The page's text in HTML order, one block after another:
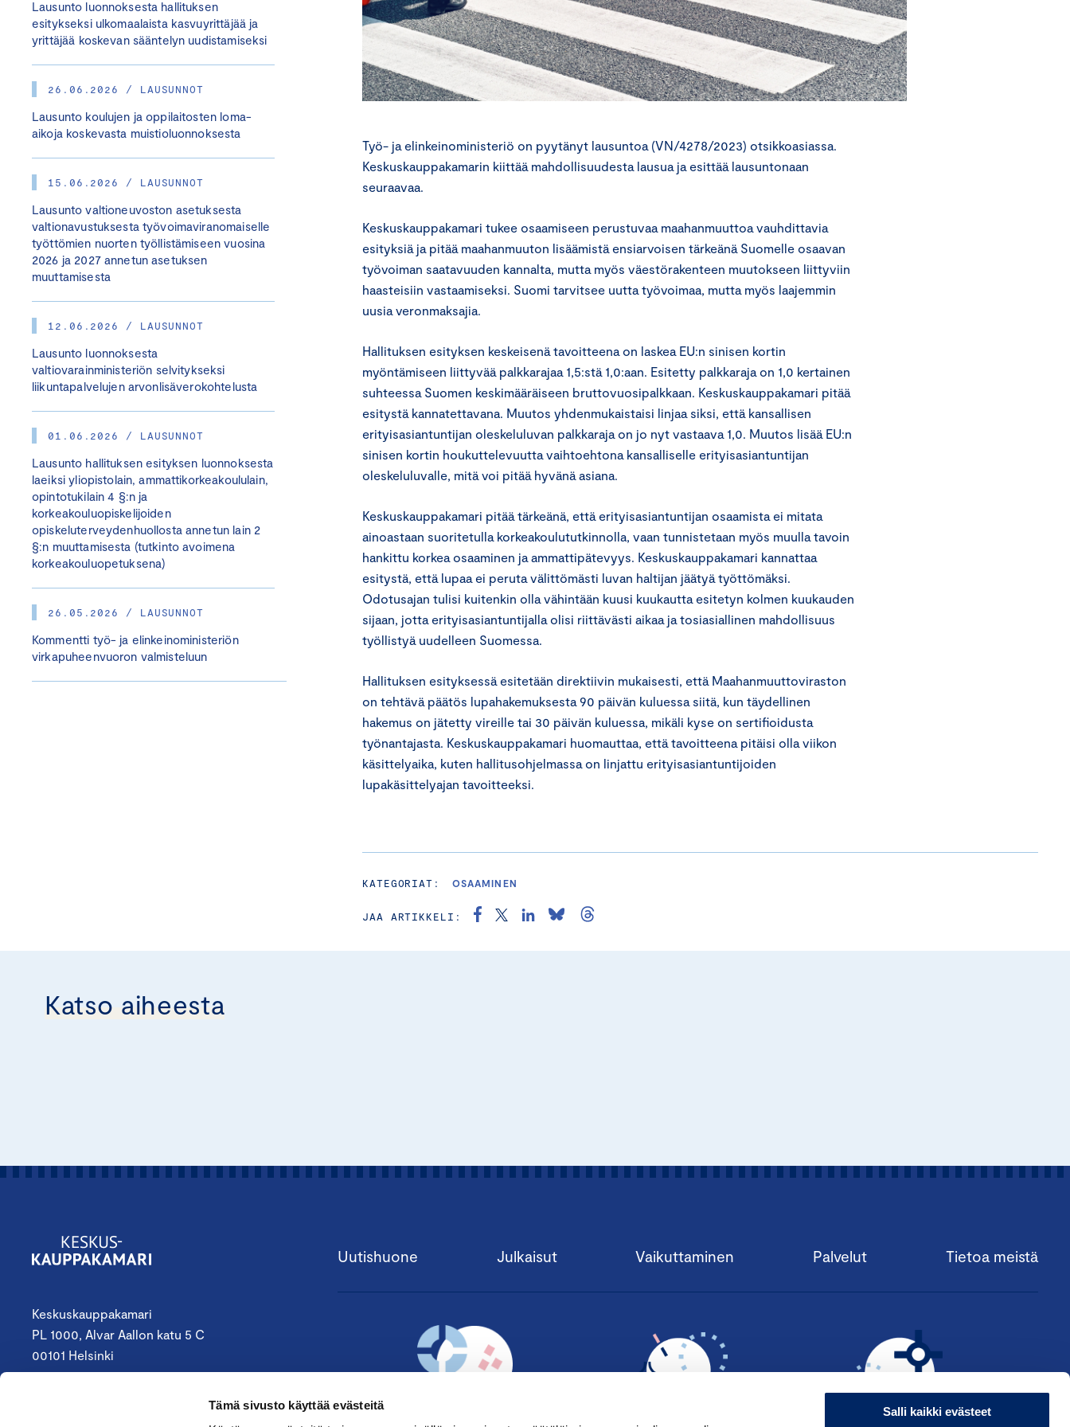
Tämä sivusto käyttää evästeitä
Salli kaikki evästeet
Lausunto luonnoksesta hallituksen
esitykseksi ulkomaalaista kasvuyrittäjää ja
yrittäjää koskevan sääntelyn uudistamiseksi
26.06.2026 / LAUSUNNOT
Lausunto koulujen ja oppilaitosten loma-
aikoja koskevasta muistioluonnoksesta
15.06.2026 / LAUSUNNOT
Lausunto valtioneuvoston asetuksesta
valtionavustuksesta työvoimaviranomaiselle
työttömien nuorten työllistämiseen vuosina
2026 ja 2027 annetun asetuksen
muuttamisesta
12.06.2026 / LAUSUNNOT
Lausunto luonnoksesta
valtiovarainministeriön selvitykseksi
liikuntapalvelujen arvonlisäverokohtelusta
01.06.2026 / LAUSUNNOT
Lausunto hallituksen esityksen luonnoksesta
laeiksi yliopistolain, ammattikorkeakoululain,
opintotukilain 4 §:n ja
korkeakouluopiskelijoiden
opiskeluterveydenhuollosta annetun lain 2
§:n muuttamisesta (tutkinto avoimena
korkeakouluopetuksena)
26.05.2026 / LAUSUNNOT
Kommentti työ- ja elinkeinoministeriön
virkapuheenvuoron valmisteluun
Työ- ja elinkeinoministeriö on pyytänyt lausuntoa (VN/4278/2023) otsikkoasiassa.
Keskuskauppakamarin kiittää mahdollisuudesta lausua ja esittää lausuntonaan
seuraavaa.
Keskuskauppakamari tukee osaamiseen perustuvaa maahanmuuttoa vauhdittavia
esityksiä ja pitää maahanmuuton lisäämistä ensiarvoisen tärkeänä Suomelle osaavan
työvoiman saatavuuden kannalta, mutta myös väestörakenteen muutokseen liittyviin
haasteisiin vastaamiseksi. Suomi tarvitsee uutta työvoimaa, mutta myös laajemmin
uusia veronmaksajia.
Hallituksen esityksen keskeisenä tavoitteena on laskea EU:n sinisen kortin
myöntämiseen liittyvää palkkarajaa 1,5:stä 1,0:aan. Esitetty palkkaraja on 1,0 kertainen
suhteessa Suomen keskimääräiseen bruttovuosipalkkaan. Keskuskauppakamari pitää
esitystä kannatettavana. Muutos yhdenmukaistaisi linjaa siksi, että kansallisen
erityisasiantuntijan oleskeluluvan palkkaraja on jo nyt vastaava 1,0. Muutos lisää EU:n
sinisen kortin houkuttelevuutta vaihtoehtona kansalliselle erityisasiantuntijan
oleskeluluvalle, mitä voi pitää hyvänä asiana.
Keskuskauppakamari pitää tärkeänä, että erityisasiantuntijan osaamista ei mitata
ainoastaan suoritetulla korkeakoulututkinnolla, vaan tunnistetaan myös muulla tavoin
hankittu korkea osaaminen ja ammattipätevyys. Keskuskauppakamari kannattaa
esitystä, että lupaa ei peruta välittömästi luvan haltijan jäätyä työttömäksi.
Odotusajan tulisi kuitenkin olla vähintään kuusi kuukautta esitetyn kolmen kuukauden
sijaan, jotta erityisasiantuntijalla olisi riittävästi aikaa ja tosiasiallinen mahdollisuus
työllistyä uudelleen Suomessa.
Hallituksen esityksessä esitetään direktiivin mukaisesti, että Maahanmuuttoviraston
on tehtävä päätös lupahakemuksesta 90 päivän kuluessa siitä, kun täydellinen
hakemus on jätetty vireille tai 30 päivän kuluessa, mikäli kyse on sertifioidusta
työnantajasta. Keskuskauppakamari huomauttaa, että tavoitteena pitäisi olla viikon
käsittelyaika, kuten hallitusohjelmassa on linjattu erityisasiantuntijoiden
lupakäsittelyajan tavoitteeksi.
KATEGORIAT: OSAAMINEN
JAA ARTIKKELI:
Katso aiheesta
Keskuskauppakamari
PL 1000, Alvar Aallon katu 5 C
00101 Helsinki
keskuskauppakamari@chamber.fi
Uutishuone Julkaisut Vaikuttaminen Palvelut Tietoa meistä